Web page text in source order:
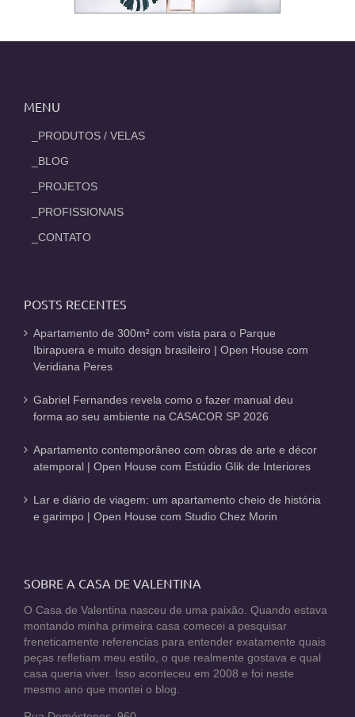
MENU
_PRODUTOS / VELAS
_BLOG
_PROJETOS
_PROFISSIONAIS
_CONTATO
POSTS RECENTES
Apartamento de 300m² com vista para o Parque
Ibirapuera e muito design brasileiro | Open House com
Veridiana Peres
Gabriel Fernandes revela como o fazer manual deu
forma ao seu ambiente na CASACOR SP 2026
Apartamento contemporâneo com obras de arte e décor
atemporal | Open House com Estúdio Glik de Interiores
Lar e diário de viagem: um apartamento cheio de história
e garimpo | Open House com Studio Chez Morin
SOBRE A CASA DE VALENTINA
O Casa de Valentina nasceu de uma paixão. Quando estava
montando minha primeira casa comecei a pesquisar
freneticamente referencias para entender exatamente quais
peças refletiam meu estilo, o que realmente gostava e qual
casa queria viver. Isso aconteceu em 2008 e foi neste
mesmo ano que montei o blog.